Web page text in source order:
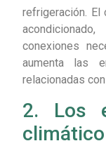
refrigeración. El
conexiones
aumenta las
relacionadas
2. Los
climático